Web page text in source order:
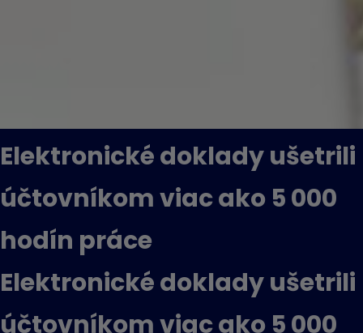
Elektronické doklady ušetrili
účtovníkom viac ako 5 000
hodín práce
Elektronické doklady ušetrili
účtovníkom viac ako 5 000